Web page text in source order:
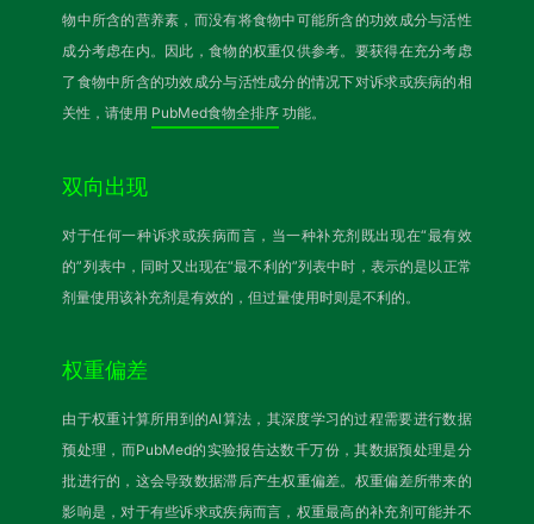
物中所含的营养素，而没有将食物中可能所含的功效成分与活性
成分考虑在内。因此，食物的权重仅供参考。要获得在充分考虑
了食物中所含的功效成分与活性成分的情况下对诉求或疾病的相
关性，请使用 PubMed食物全排序 功能。
双向出现
对于任何一种诉求或疾病而言，当一种补充剂既出现在“最有效
的”列表中，同时又出现在“最不利的”列表中时，表示的是以正常
剂量使用该补充剂是有效的，但过量使用时则是不利的。
权重偏差
由于权重计算所用到的AI算法，其深度学习的过程需要进行数据
预处理，而PubMed的实验报告达数千万份，其数据预处理是分
批进行的，这会导致数据滞后产生权重偏差。权重偏差所带来的
影响是，对于有些诉求或疾病而言，权重最高的补充剂可能并不